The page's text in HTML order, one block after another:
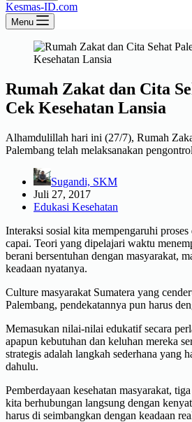
Kesmas-ID.com
Menu
Rumah Zakat dan Cita
Cek Kesehatan Lansia
Alhamdulillah hari ini (27/7), Rumah
Palembang telah melaksanakan
Sugandi, SKM
Juli 27, 2017
Edukasi Kesehatan
Interaksi sosial kita mempengaruhi
capai. Teori yang dipelajari waktu
berani bersentuhan dengan masyarakat,
keadaan nyatanya.
Culture masyarakat Sumatera yang
Palembang, pendekatannya pun harus
Memasukan nilai-nilai edukatif secara
apapun kebutuhan dan keluhan mereka
strategis adalah langkah sederhana yang
dahulu.
Pemberdayaan kesehatan masyarakat,
kita berhubungan langsung dengan
harus di seimbangkan dengan keadaan